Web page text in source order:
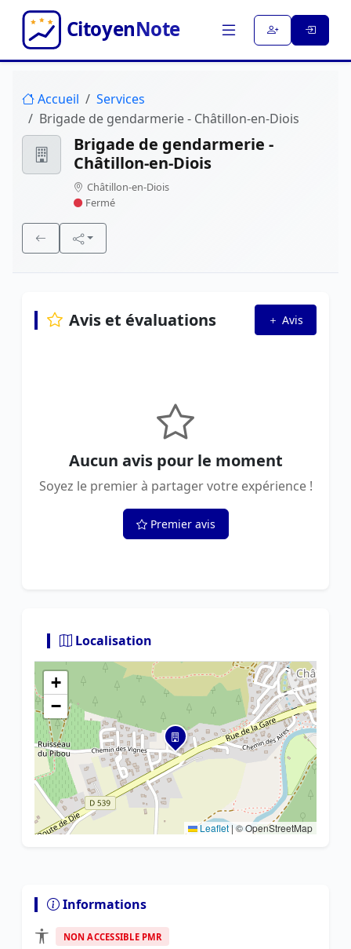
Accueil
Services
Brigade de gendarmerie - Châtillon-en-Diois
Brigade de gendarmerie -
Châtillon-en-Diois
Châtillon-en-Diois
Fermé
Avis et évaluations Avis
Aucun avis pour le moment
Soyez le premier à partager votre expérience !
Premier avis
Localisation
+
−
Leaflet | © OpenStreetMap
Informations
NON ACCESSIBLE PMR